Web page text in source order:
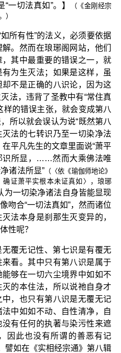
一切法真如”。】
（《金刚经宗
）
如所有性”的法义，必须要依据
。然而在琅琊阁网站，他们
其中最重要的错误之一，就
为生灭法；如果是这样，虽
不是正确的八识论，因为这
法，违背了圣教中有“常住真
样的错误主张，就会变成第八
所以就会误认为说“既然第八
法的七转识乃至一切染净法
平凡先生的文章里面说“萧平
识所显，……然而大乘佛法唯
诸法所显”（〈依《瑜伽师地论》
证萧平实根本未证真如〉，琅琊
为一切染净诸法自身皆能显现
吻合“一切法真如”，然而诸位
法本身是刹那生灭变异的，
性呢？
覆无记性、第七识是有覆无
看。其中只有第八识是属于
够在一切六尘境界中如如不
的本住法，所以说祂自身才
，也只有第八识是无覆无记
中如如不动、自性清净，自
有任何的执著与染污性来遮
因此也没有所谓的善恶有记
譬如在《实相经宗通》第八辑